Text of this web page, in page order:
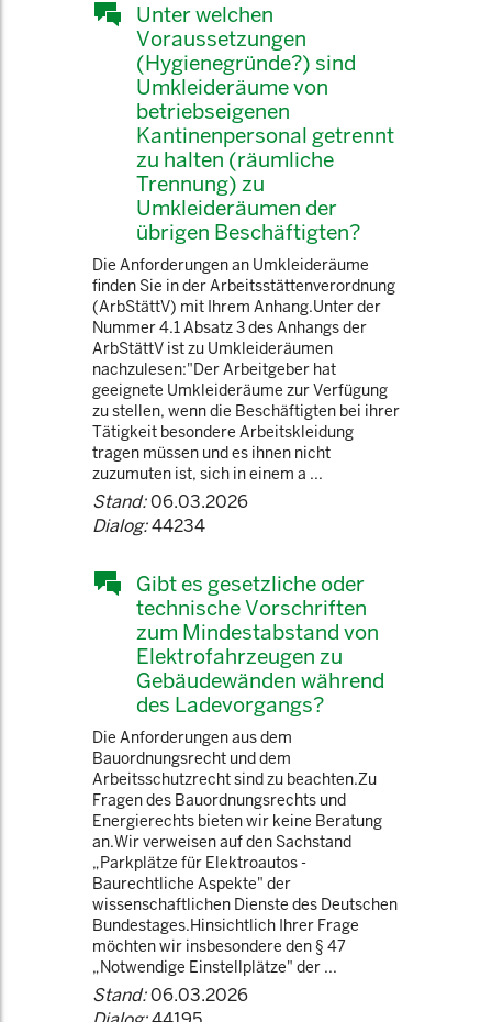
Unter welchen
Voraussetzungen
(Hygienegründe?) sind
Umkleideräume von
betriebseigenen
Kantinenpersonal getrennt
zu halten (räumliche
Trennung) zu
Umkleideräumen der
übrigen Beschäftigten?
Die Anforderungen an Umkleideräume
finden Sie in der Arbeitsstättenverordnung
(ArbStättV) mit Ihrem Anhang.Unter der
Nummer 4.1 Absatz 3 des Anhangs der
ArbStättV ist zu Umkleideräumen
nachzulesen:"Der Arbeitgeber hat
geeignete Umkleideräume zur Verfügung
zu stellen, wenn die Beschäftigten bei ihrer
Tätigkeit besondere Arbeitskleidung
tragen müssen und es ihnen nicht
zuzumuten ist, sich in einem a ...
Stand:06.03.2026
Dialog:44234
Gibt es gesetzliche oder
technische Vorschriften
zum Mindestabstand von
Elektrofahrzeugen zu
Gebäudewänden während
des Ladevorgangs?
Die Anforderungen aus dem
Bauordnungsrecht und dem
Arbeitsschutzrecht sind zu beachten.Zu
Fragen des Bauordnungsrechts und
Energierechts bieten wir keine Beratung
an.Wir verweisen auf den Sachstand
„Parkplätze für Elektroautos -
Baurechtliche Aspekte" der
wissenschaftlichen Dienste des Deutschen
Bundestages.Hinsichtlich Ihrer Frage
möchten wir insbesondere den § 47
„Notwendige Einstellplätze" der ...
Stand:06.03.2026